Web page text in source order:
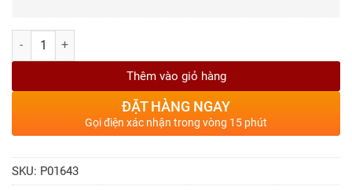
Số lượng
Thêm vào giỏ hàng
ĐẶT HÀNG NGAY
Gọi điện xác nhận trong vòng 15 phút
SKU: P01643